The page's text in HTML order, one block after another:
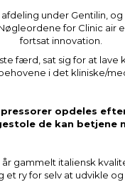
afdeling under Gentilin,
for Clinic air
fortsat innovation.
færd, sat sig for at lave
i det kliniske/
opdeles
de kan betjene
år gammelt italiensk
et ry for selv at udvikle